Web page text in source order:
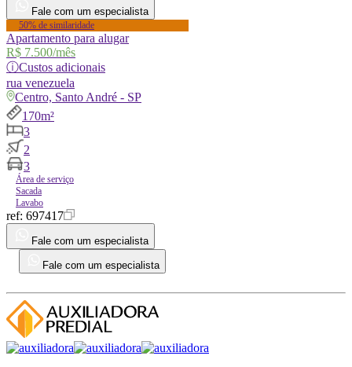
Fale com um especialista
50% de similaridade
Apartamento para alugar
R$ 7.500/mês
ⓘCustos adicionais
rua venezuela
Centro, Santo André - SP
170m²
3
2
3
Área de serviço
Sacada
Lavabo
ref: 697417
Fale com um especialista
Fale com um especialista